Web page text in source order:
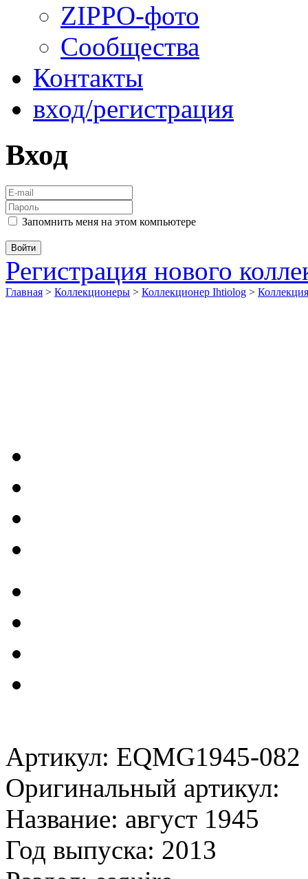
ZIPPO-фото
Сообщества
Контакты
вход/регистрация
Вход
Запомнить меня на этом компьютере
Регистрация нового
Главная > Коллекционеры > Коллекционер Ihtiolog >
Артикул: EQMG1945-082
Оригинальный артикул:
Название: август 1945
Год выпуска: 2013